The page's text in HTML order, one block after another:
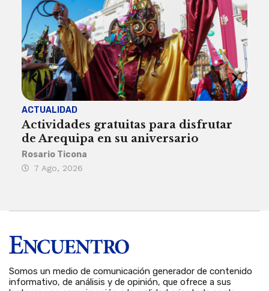
ACTUALIDAD
Actividades gratuitas para disfrutar
de Arequipa en su aniversario
Rosario Ticona
7 Ago, 2026
Somos un medio de comunicación generador de contenido
informativo, de análisis y de opinión, que ofrece a sus